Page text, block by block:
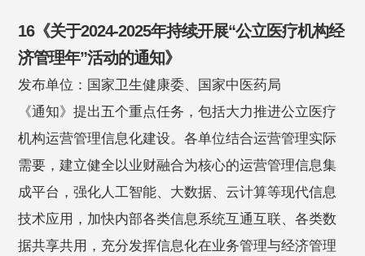
16《关于2024-2025年持续开展“公立医疗机构经
济管理年”活动的通知》
发布单位：国家卫生健康委、国家中医药局
《通知》提出五个重点任务，包括大力推进公立医疗
机构运营管理信息化建设。各单位结合运营管理实际
需要，建立健全以业财融合为核心的运营管理信息集
成平台，强化人工智能、大数据、云计算等现代信息
技术应用，加快内部各类信息系统互通互联、各类数
据共享共用，充分发挥信息化在业务管理与经济管理